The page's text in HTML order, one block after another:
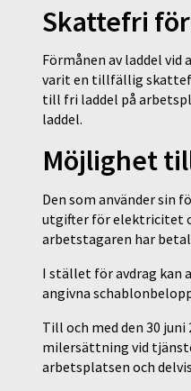
Skattefri
Förmånen av laddel
varit en tillfällig
till fri laddel på
laddel.
Möjlighet
Den som använder sin
utgifter för elektricitet
arbetstagaren har
I stället för avdrag kan
angivna
Till och med den 30
milersättning vid
arbetsplatsen och